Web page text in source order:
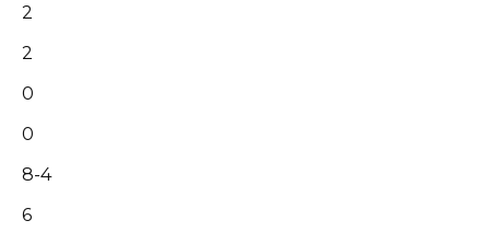
2
2
0
0
8-4
6